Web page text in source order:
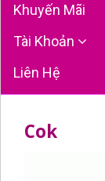
Khuyến Mãi
Tài Khoản
Liên Hệ
Cok